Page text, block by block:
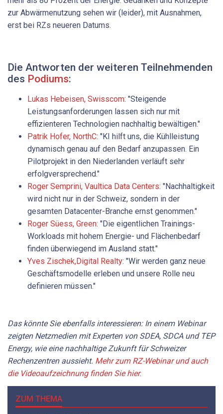
zur Abwärmenutzung sehen wir (leider), mit Ausnahmen,
erst bei RZs neueren Datums.
Die Antworten der weiteren Teilnehmenden
des Podiums:
Lukas ­Hebeisen, ­Swisscom: "Steigende
Leistungsanforderungen lassen sich nur mit
effizienteren Technologien nachhaltig bewältigen."
Patrik Hofer, NorthC: "KI hilft uns, die Kühlleistung
dynamisch genau auf den Bedarf anzupassen. Ein
Pilotprojekt in den Niederlanden verläuft sehr
erfolgversprechend."
Roger Semprini, Vaultica Data Centers: "Nachhaltigkeit
wird nicht nur in der Schweiz, sondern in der
gesamten Datacenter-Branche ernst genommen."
Roger Süess, Green: "Die eigentlichen Trainings-
Workloads mit hohem Energie- und Flächenbedarf
finden überwiegend im Ausland statt."
Yves Zischek,Digital Realty: "Wir werden ganz neue
Geschäftsmodelle erleben und unsere Rolle neu
definieren müssen."
Das könnte Sie ebenfalls interessieren: In einem Webinar
zeigten Netzmedien mit Experten von SDEA, SDCA und TEP
Energy, wie eine nachhaltige Zukunft für Schweizer
Rechenzentren aussieht. Mehr zum RZ-Webinar und auch
die Videoaufzeichnung finden Sie hier.
ZUM THEMA